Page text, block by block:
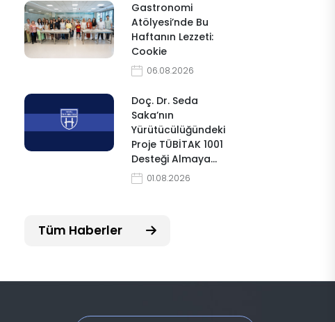
Gastronomi
Atölyesi’nde Bu
Haftanın Lezzeti:
Cookie
06.08.2026
Doç. Dr. Seda
Saka’nın
Yürütücülüğündeki
Proje TÜBİTAK 1001
Desteği Almaya…
01.08.2026
Tüm Haberler